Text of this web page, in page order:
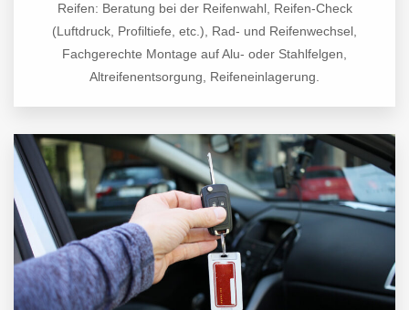
Reifen: Beratung bei der Reifenwahl, Reifen-Check
(Luftdruck, Profiltiefe, etc.), Rad- und Reifenwechsel,
Fachgerechte Montage auf Alu- oder Stahlfelgen,
Altreifenentsorgung, Reifeneinlagerung.